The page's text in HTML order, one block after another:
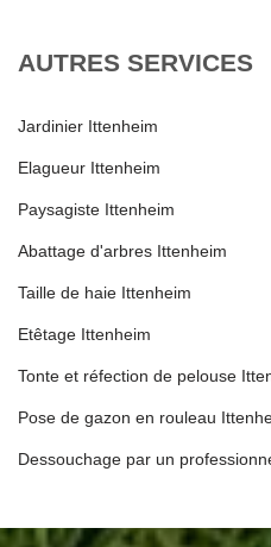
AUTRES SERVICES
Jardinier Ittenheim
Elagueur Ittenheim
Paysagiste Ittenheim
Abattage d'arbres Ittenheim
Taille de haie Ittenheim
Etêtage Ittenheim
Tonte et réfection de pelouse
Pose de gazon en rouleau
Dessouchage par un